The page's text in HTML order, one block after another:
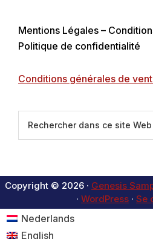
Mentions Légales –
Politique de confidentialité
Conditions générales de
Web
Copyright © 2026 · Genesis
· WordPress · Se
Nederlands
English